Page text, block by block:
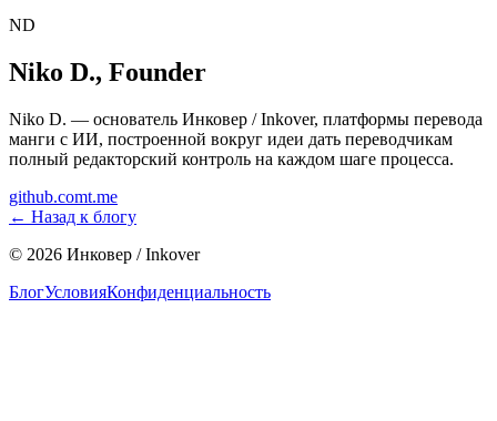
ND
Niko D., Founder
Niko D. — основатель Инковер / Inkover, платформы перевода
манги с ИИ, построенной вокруг идеи дать переводчикам
полный редакторский контроль на каждом шаге процесса.
github.comt.me
← Назад к блогу
© 2026 Инковер / Inkover
БлогУсловияКонфиденциальность